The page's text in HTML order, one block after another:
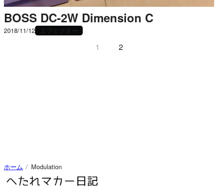
BOSS DC-2W Dimension C
2018/11/12 エフェクター
1 2
ホーム Modulation